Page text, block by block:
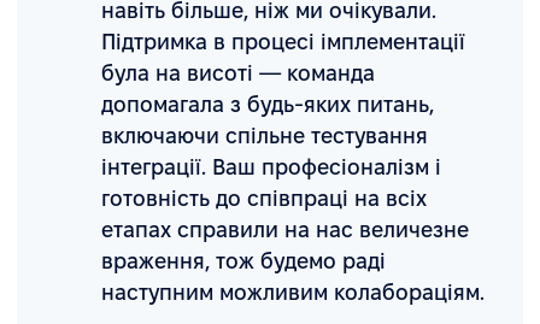
навіть більше, ніж ми очікували.
Підтримка в процесі імплементації
була на висоті — команда
допомагала з будь-яких питань,
включаючи спільне тестування
інтеграції. Ваш професіоналізм і
готовність до співпраці на всіх
етапах справили на нас величезне
враження, тож будемо раді
наступним можливим колабораціям.